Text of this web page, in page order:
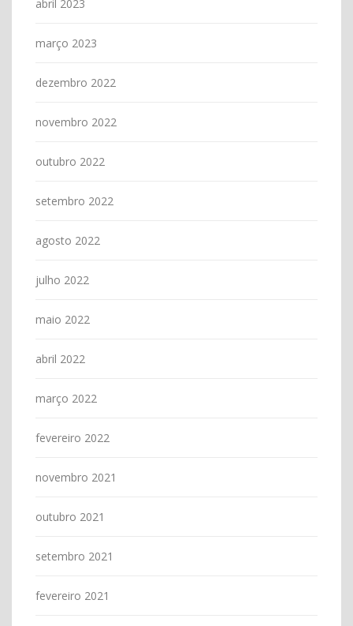
abril 2023
março 2023
dezembro 2022
novembro 2022
outubro 2022
setembro 2022
agosto 2022
julho 2022
maio 2022
abril 2022
março 2022
fevereiro 2022
novembro 2021
outubro 2021
setembro 2021
fevereiro 2021